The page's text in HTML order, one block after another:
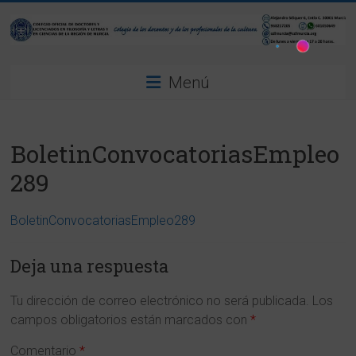
contenido
Doctores
y
Licenciados
en
Filosofía
y
Letras
Menú
BoletinConvocatoriasEmpleo
289
BoletinConvocatoriasEmpleo289
Deja una respuesta
Tu dirección de correo electrónico no será publicada. Los
campos obligatorios están marcados con*
Comentario*